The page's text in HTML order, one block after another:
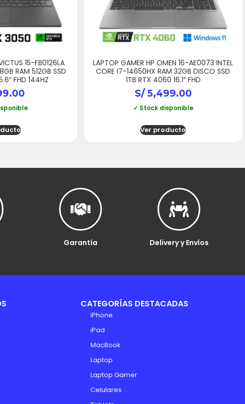
15-FB0126LA
RAM 512GB SSD
FHD 144HZ
LAPTOP GAMER HP OMEN 16-AE0073 INTEL
CORE I7-14650HX RAM 32GB DISCO SSD
1TB RTX 4060 16.1″ FHD
S/5,499.00
✓ Stock disponible
Ver producto
Garantía Delivery y Envíos
CATEGORÍAS DESTACADAS
iPhone
iPad
MacBook
Laptop
Laptop Gamer
Celulares